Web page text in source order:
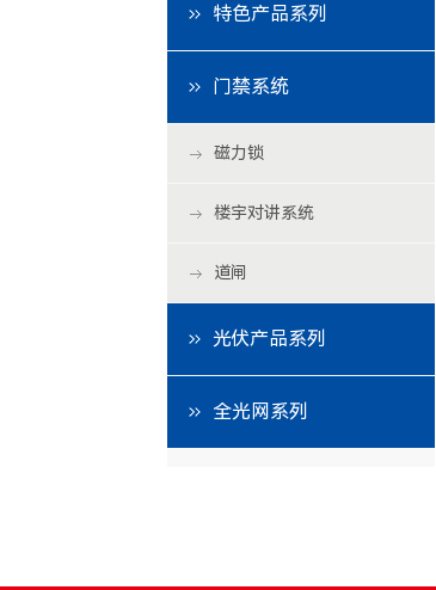
特色产品系列
门禁系统
磁力锁
楼宇对讲系统
道闸
光伏产品系列
全光网系列